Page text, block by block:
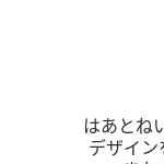
はあとね
デザイン